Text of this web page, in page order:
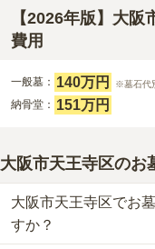
【2026年版】大
費用
一般墓： 140万円 ※墓石代
納骨堂： 151万円
大阪市天王寺区のお
大阪市天王寺区でお
すか？